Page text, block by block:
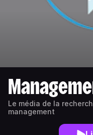
Le média de la
management